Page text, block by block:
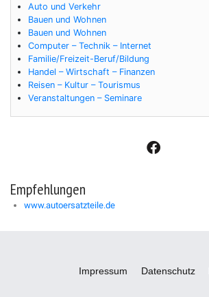
Auto und Verkehr
Bauen und Wohnen
Bauen und Wohnen
Computer – Technik – Internet
Familie/Freizeit-Beruf/Bildung
Handel – Wirtschaft – Finanzen
Reisen – Kultur – Tourismus
Veranstaltungen – Seminare
F
a
Empfehlungen
www.autoersatzteile.de
Impressum Datenschutz